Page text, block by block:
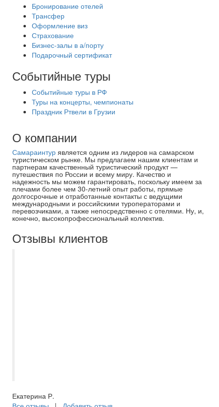
Бронирование отелей
Трансфер
Оформление виз
Страхование
Бизнес-залы в а/порту
Подарочный сертификат
Событийные туры
Событийные туры в РФ
Туры на концерты, чемпионаты
Праздник Ртвели в Грузии
О компании
Самараинтур является одним из лидеров на самарском
туристическом рынке. Мы предлагаем нашим клиентам и
партнерам качественный туристический продукт —
путешествия по России и всему миру. Качество и
надежность мы можем гарантировать, поскольку имеем за
плечами более чем 30-летний опыт работы, прямые
долгосрочные и отработанные контакты с ведущими
международными и российскими туроператорами и
перевозчиками, а также непосредственно с отелями. Ну, и,
конечно, высокопрофессиональный коллектив.
Отзывы клиентов
Екатерина Р.